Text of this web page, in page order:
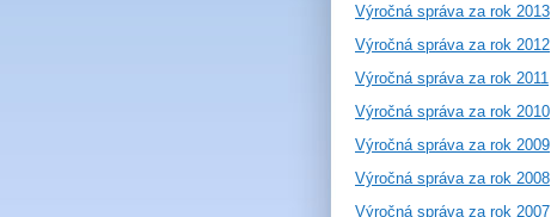
Výročná správa za rok 2013
Výročná správa za rok 2012
Výročná správa za rok 2011
Výročná správa za rok 2010
Výročná správa za rok 2009
Výročná správa za rok 2008
Výročná správa za rok 2007